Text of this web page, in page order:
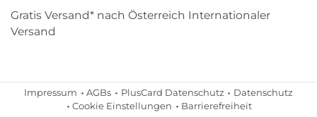
Gratis Versand* nach Österreich Internationaler
Impressum AGBs PlusCard Datenschutz Datenschutz